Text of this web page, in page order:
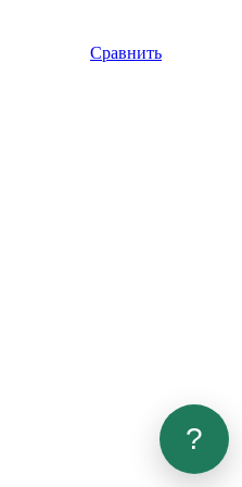
Сравнить
?